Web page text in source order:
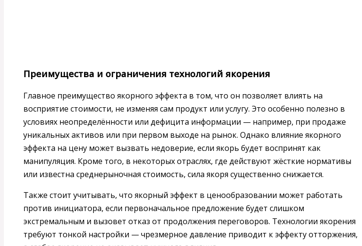
Преимущества и ограничения технологий якорения
Главное преимущество якорного эффекта в том, что он позволяет влиять на
восприятие стоимости, не изменяя сам продукт или услугу. Это особенно полезно в
условиях неопределённости или дефицита информации — например, при продаже
уникальных активов или при первом выходе на рынок. Однако влияние якорного
эффекта на цену может вызвать недоверие, если якорь будет воспринят как
манипуляция. Кроме того, в некоторых отраслях, где действуют жёсткие нормативы
или известна среднерыночная стоимость, сила якоря существенно снижается.
Также стоит учитывать, что якорный эффект в ценообразовании может работать
против инициатора, если первоначальное предложение будет слишком
экстремальным и вызовет отказ от продолжения переговоров. Технологии якорения
требуют тонкой настройки — чрезмерное давление приводит к эффекту отторжения,